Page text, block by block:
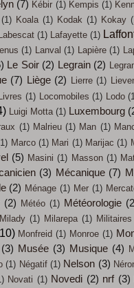
(7) Kébir (1) Kempis (1)
(1) Koala (1) Kodak (1) Kokay
Labescat (1) Lafayette (1)
(1) Lanval (1) Lapière (1)
Le Soir (2) Legrain (2)
(7) Liège (2) Lierre (1)
Livres (1) Locomobiles (1) Lodo
Luigi Motta (1) Luxembourg
(1) Malrieu (1) Man (1)
Marco (1) Mari (1) Marijac (1)
(5) Masini (1) Masson (1)
(3) Mécanique (7)
(2) Ménage (1) Mer (1)
(2) Météo (1) Météorologie
Milady (1) Milarepa (1) Militaires
Monfreid (1) Monroe (1)
(3) Musée (3) Musique (4)
(1) Négatif (1) Nelson (3)
Novati (1) Novedi (2) nrf (3)